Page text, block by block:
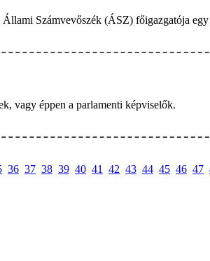
Számvevőszék (ÁSZ) főigazgatója egy
vagy éppen a parlamenti képviselők.
36 37 38 39 40 41 42 43 44 45 46 47